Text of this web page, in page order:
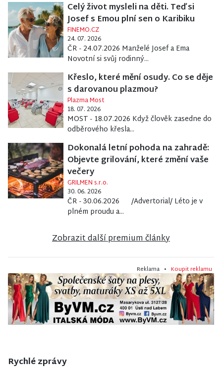
Celý život mysleli na děti. Teď si
Josef s Emou plní sen o Karibiku
FINEMO.CZ
24. 07. 2026
ČR - 24.07.2026 Manželé Josef a Ema
Novotní si svůj rodinný...
Křeslo, které mění osudy. Co se děje
s darovanou plazmou?
Plazma Most
18. 07. 2026
MOST - 18.07.2026 Když člověk zasedne do
odběrového křesla...
Dokonalá letní pohoda na zahradě:
Objevte grilování, které změní vaše
večery
GRILMEN s.r.o.
30. 06. 2026
ČR - 30.06.2026 /Advertorial/ Léto je v
plném proudu a...
Zobrazit další premium články
Reklama • Koupit reklamu
Rychlé zprávy